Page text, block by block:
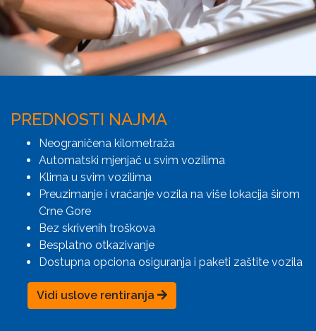
PREDNOSTI NAJMA
Neograničena kilometraža
Automatski mjenjač u svim vozilima
Klima u svim vozilima
Preuzimanje i vraćanje vozila na više lokacija širom
Crne Gore
Bez skrivenih troškova
Besplatno otkazivanje
Dostupna opciona osiguranja i paketi zaštite vozila
Vidi uslove rentiranja